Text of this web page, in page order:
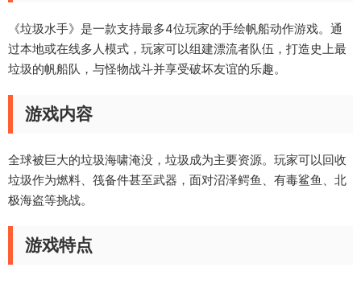
《垃圾水手》是一款支持最多4位玩家的手绘帆船动作游戏。通
过本地或在线多人模式，玩家可以组建漂流者队伍，打造史上最
垃圾的帆船队，与怪物战斗并享受破坏友谊的乐趣。
游戏内容
全球被巨大的垃圾海啸淹没，垃圾成为主要资源。玩家可以回收
垃圾作为燃料、筏备件甚至武器，面对沼泽鳄鱼、有毒鲨鱼、北
极海盗等挑战。
游戏特点